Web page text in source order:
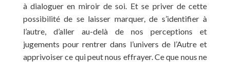
à dialoguer en miroir de soi. Et se priver de cette
possibilité de se laisser marquer, de s’identifier à
l’autre, d’aller au-delà de nos perceptions et
jugements pour rentrer dans l’univers de l’Autre et
apprivoiser ce qui peut nous effrayer. Ce que nous ne